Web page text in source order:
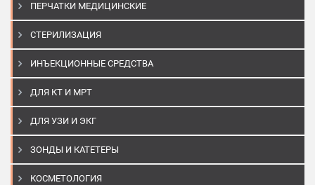
ПЕРЧАТКИ МЕДИЦИНСКИЕ
СТЕРИЛИЗАЦИЯ
ИНЪЕКЦИОННЫЕ СРЕДСТВА
ДЛЯ КТ И МРТ
ДЛЯ УЗИ И ЭКГ
ЗОНДЫ И КАТЕТЕРЫ
КОСМЕТОЛОГИЯ